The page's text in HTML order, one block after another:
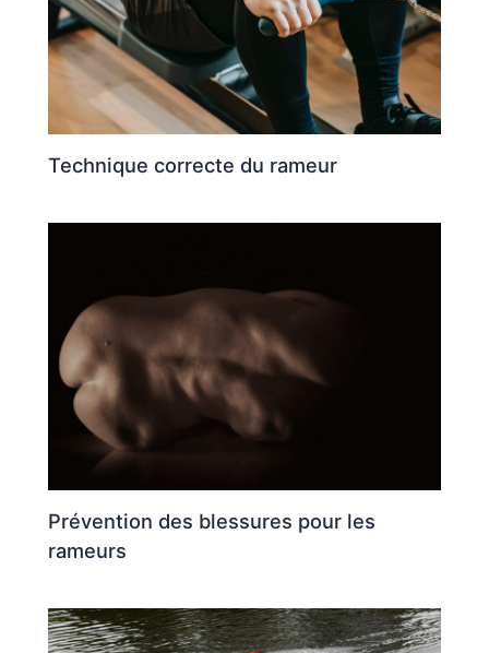
Technique correcte du rameur
Prévention des blessures pour les
rameurs